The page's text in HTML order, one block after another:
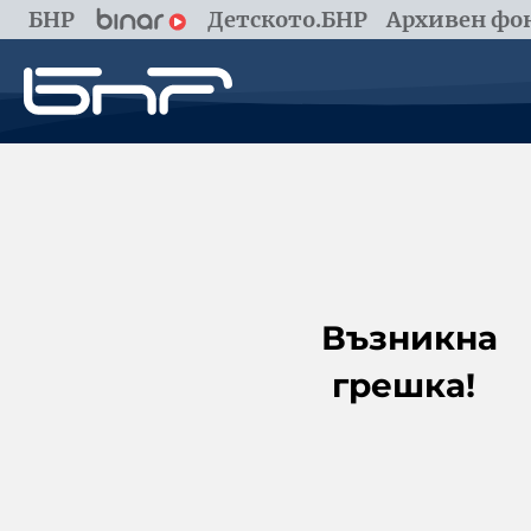
БНР Детското.БНР Архивен
Възникна
грешка!